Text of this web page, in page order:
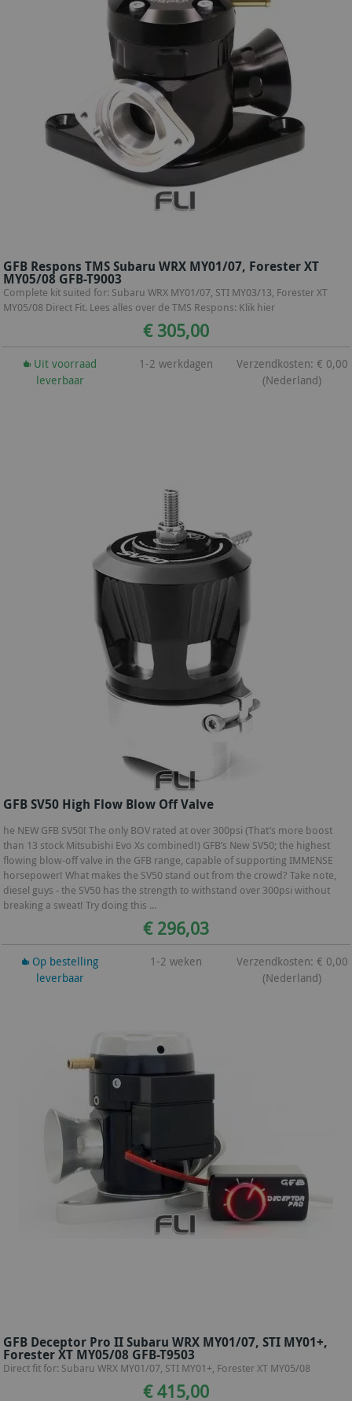
GFB Respons TMS Subaru WRX MY01/07, Forester XT
MY05/08 GFB-T9003
Complete kit suited for: Subaru WRX MY01/07, STI MY03/13, Forester XT
MY05/08 Direct Fit. Lees alles over de TMS Respons: Klik hier
€ 305,00
Uit voorraad
leverbaar
1-2 werkdagen
Verzendkosten: € 0,00
(Nederland)
GFB SV50 High Flow Blow Off Valve
he NEW GFB SV50! The only BOV rated at over 300psi (That’s more boost
than 13 stock Mitsubishi Evo Xs combined!) GFB’s New SV50; the highest
flowing blow-off valve in the GFB range, capable of supporting IMMENSE
horsepower! What makes the SV50 stand out from the crowd? Take note,
diesel guys - the SV50 has the strength to withstand over 300psi without
breaking a sweat! Try doing this ...
€ 296,03
Op bestelling
leverbaar
1-2 weken
Verzendkosten: € 0,00
(Nederland)
GFB Deceptor Pro II Subaru WRX MY01/07, STI MY01+,
Forester XT MY05/08 GFB-T9503
Direct fit for: Subaru WRX MY01/07, STI MY01+, Forester XT MY05/08
€ 415,00